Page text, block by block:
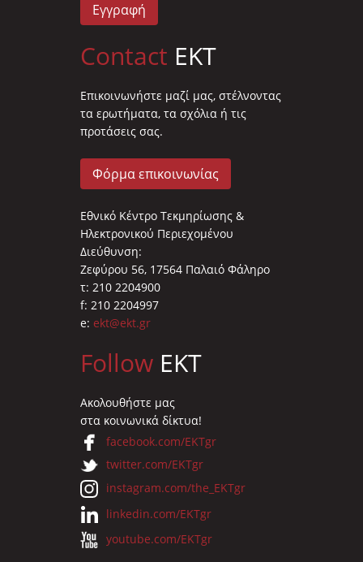
Εγγραφή
Contact EKT
Επικοινωνήστε μαζί μας, στέλνοντας
τα ερωτήματα, τα σχόλια ή τις
προτάσεις σας.
Φόρμα επικοινωνίας
Εθνικό Κέντρο Τεκμηρίωσης &
Ηλεκτρονικού Περιεχομένου
Διεύθυνση:
Ζεφύρου 56, 17564 Παλαιό Φάληρο
τ: 210 2204900
f: 210 2204997
e: ekt@ekt.gr
Follow EKT
Ακολουθήστε μας
στα κοινωνικά δίκτυα!
facebook.com/EKTgr
twitter.com/EKTgr
instagram.com/the_EKTgr
linkedin.com/EKTgr
youtube.com/EKTgr